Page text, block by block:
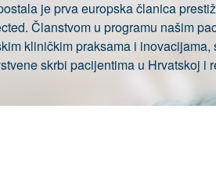
je prva europska članica
Članstvom u programu našim
kliničkim praksama i inovacijama,
skrbi pacijentima u Hrvatskoj i